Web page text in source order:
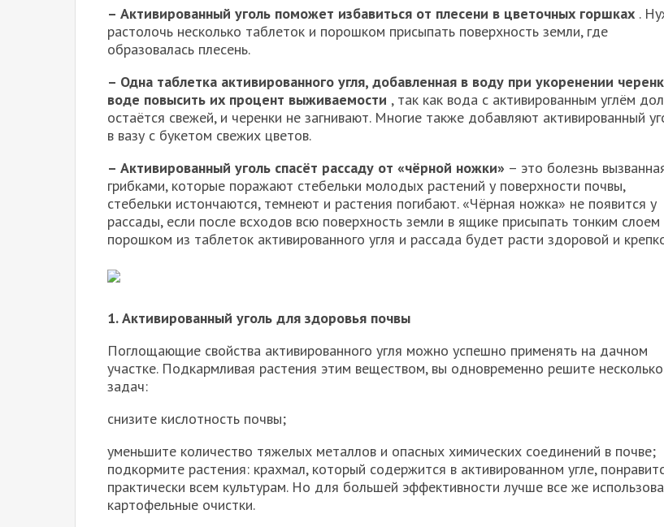
– Активированный уголь поможет избавиться от плесени в цветочных горшках .
растолочь несколько таблеток и порошком присыпать поверхность земли, где
образовалась плесень.
– Одна таблетка активированного угля, добавленная в воду при укоренении
воде повысить их процент выживаемости , так как вода с активированным углём
остаётся свежей, и черенки не загнивают. Многие также добавляют активированный
в вазу с букетом свежих цветов.
– Активированный уголь спасёт рассаду от «чёрной ножки» – это болезнь
грибками, которые поражают стебельки молодых растений у поверхности почвы,
стебельки истончаются, темнеют и растения погибают. «Чёрная ножка» не появится у
рассады, если после всходов всю поверхность земли в ящике присыпать тонким слоем
порошком из таблеток активированного угля и рассада будет расти здоровой и
1. Активированный уголь для здоровья почвы
Поглощающие свойства активированного угля можно успешно применять на дачном
участке. Подкармливая растения этим веществом, вы одновременно решите несколько
задач:
снизите кислотность почвы;
уменьшите количество тяжелых металлов и опасных химических соединений в почве;
подкормите растения: крахмал, который содержится в активированном угле,
практически всем культурам. Но для большей эффективности лучше все же
картофельные очистки.